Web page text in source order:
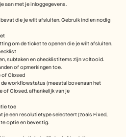
aan met je inloggegevens.
die je wilt afsluiten. Gebruik indien nodig
om de ticket te openen die je wilt afsluiten.
subtaken en checklistitems zijn voltooid.
of opmerkingen toe.
of Closed
workflowstatus (meestal bovenaan het
of Closed, afhankelijk van je
toe
je een resolutietype selecteert (zoals Fixed,
optie en bevestig.